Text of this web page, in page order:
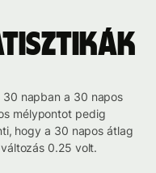
30 napban a 30 napos
mélypontot pedig
hogy a 30 napos átlag
0.25 volt.